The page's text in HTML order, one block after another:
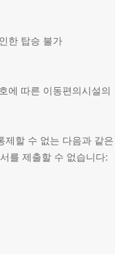
한 탑승 불가
에 따른 이동편의시설의
제할 수 없는 다음과 같은
를 제출할 수 없습니다: